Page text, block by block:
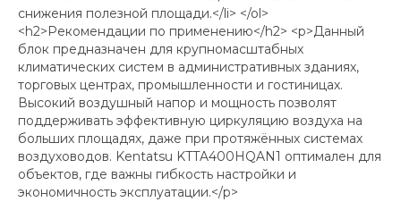
снижения полезной площади.</li> </ol>
<h2>Рекомендации по применению</h2> <p>Данный
блок предназначен для крупномасштабных
климатических систем в административных зданиях,
торговых центрах, промышленности и гостиницах.
Высокий воздушный напор и мощность позволят
поддерживать эффективную циркуляцию воздуха на
больших площадях, даже при протяжённых системах
воздуховодов. Kentatsu KTTA400HQAN1 оптимален для
объектов, где важны гибкость настройки и
экономичность эксплуатации.</p>